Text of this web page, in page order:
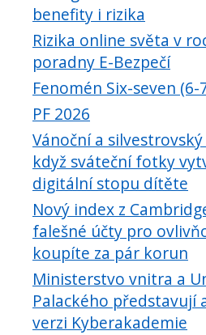
benefity i rizika
Rizika online světa v
poradny E-Bezpečí
Fenomén Six-seven (6-
PF 2026
Vánoční a
když sváteční fotky
digitální stopu dítěte
Nový index z
falešné účty pro
koupíte za pár korun
Ministerstvo vnitra a
Palackého představují
verzi Kyberakademie